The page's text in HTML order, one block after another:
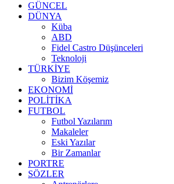
GÜNCEL
DÜNYA
Küba
ABD
Fidel Castro Düşünceleri
Teknoloji
TÜRKİYE
Bizim Köşemiz
EKONOMİ
POLİTİKA
FUTBOL
Futbol Yazılarım
Makaleler
Eski Yazılar
Bir Zamanlar
PORTRE
SÖZLER